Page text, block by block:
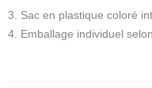
3. Sac en plastique coloré
4. Emballage individuel